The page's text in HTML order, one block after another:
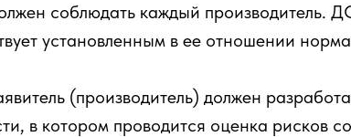
соблюдать каждый производитель.
установленным в ее отношении
(производитель) должен
в котором проводится оценка рисков